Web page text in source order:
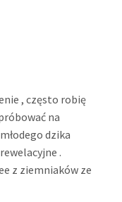
, często robię
na
dzika
.
z ziemniaków ze